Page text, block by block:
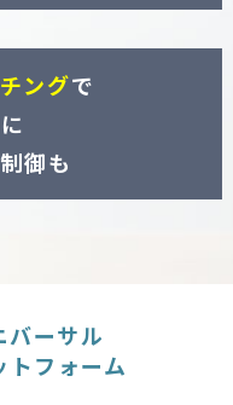
ングで
御も
バーサル
トフォーム